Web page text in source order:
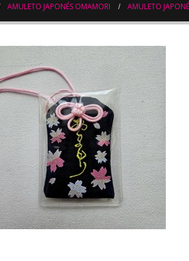
AMULETO JAPONÉS OMAMORI AMULETO